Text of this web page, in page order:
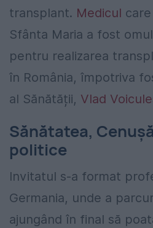
transplant. Medicul
Sfânta Maria a fost
pentru realizarea
în România, împotriva
al Sănătății, Vlad
Sănătatea,
politice
Invitatul s-a format
Germania, unde a
ajungând în final să